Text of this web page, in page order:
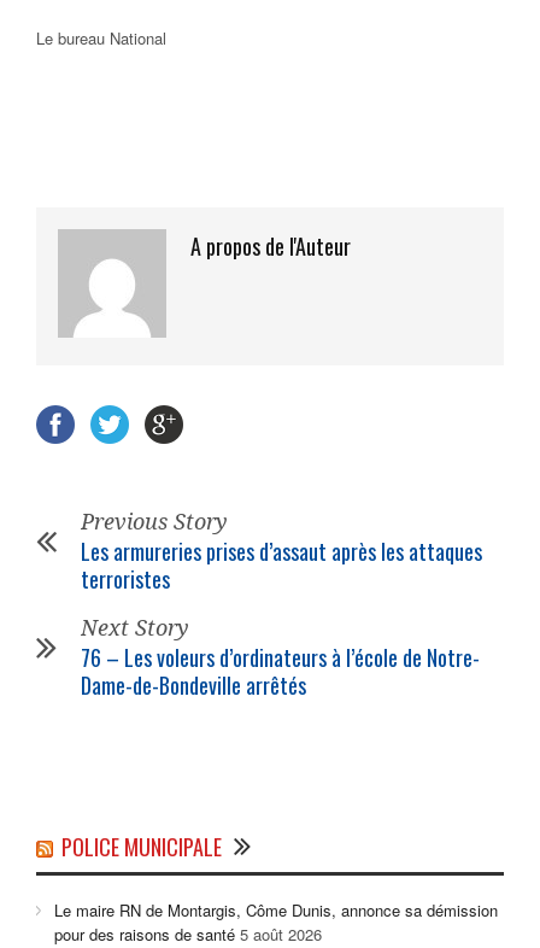
Le bureau National
A propos de l'Auteur
Previous Story
Les armureries prises d’assaut après les attaques
terroristes
Next Story
76 – Les voleurs d’ordinateurs à l’école de Notre-
Dame-de-Bondeville arrêtés
POLICE MUNICIPALE
Le maire RN de Montargis, Côme Dunis, annonce sa démission
pour des raisons de santé 5 août 2026